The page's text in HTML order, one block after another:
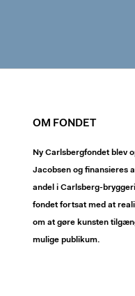
OM FONDET
Ny Carlsbergfondet blev
Jacobsen og finansieres
andel i Carlsberg-
fondet fortsat med at
om at gøre kunsten
mulige publikum.